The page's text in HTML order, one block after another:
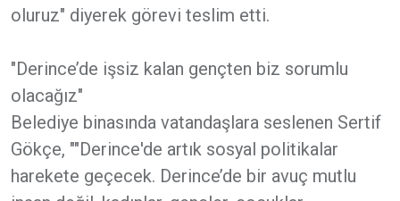
oluruz" diyerek görevi teslim etti.
"Derince’de işsiz kalan gençten biz sorumlu
olacağız"
Belediye binasında vatandaşlara seslenen Sertif
Gökçe, ""Derince'de artık sosyal politikalar
harekete geçecek. Derince’de bir avuç mutlu